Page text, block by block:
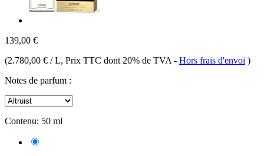
139,00 €
(2.780,00 € / L, Prix TTC dont 20% de TVA - Hors frais d'envoi )
Notes de parfum :
Contenu: 50 ml